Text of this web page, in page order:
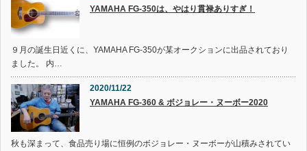
YAMAHA FG-350は、やはり貫禄ありすぎ！
９月の誕生日近くに、YAMAHA FG-350が某オークションに出品されており
ました。 内…
2020/11/22
YAMAHA FG-360 & ボジョレー・ヌーボー2020
秋も深まって、食品売り場に恒例のボジョレー・ヌーボーが山積みされてい